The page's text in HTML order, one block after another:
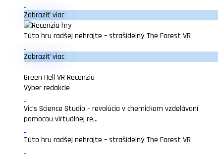
Zobraziť viac
Túto hru radšej nehrajte – strašidelný The Forest VR
Zobraziť viac
Green Hell VR Recenzia
Výber redakcie
Vic’s Science Studio – revolúcia v chemickom vzdelávaní
pomocou virtuálnej re...
Túto hru radšej nehrajte – strašidelný The Forest VR